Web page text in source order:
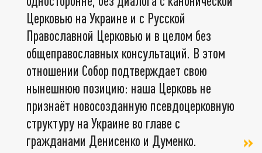
Церковью на Украине и с Русской
Православной Церковью и в целом без
общеправославных консультаций. В этом
отношении Собор подтверждает свою
нынешнюю позицию: наша Церковь не
признаёт новосозданную псевдоцерковную
структуру на Украине во главе с
гражданами Денисенко и Думенко.